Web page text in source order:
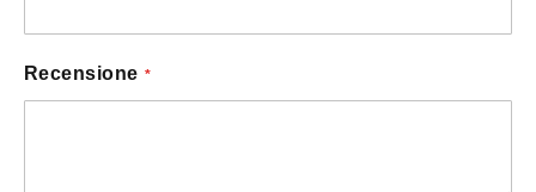
Recensione